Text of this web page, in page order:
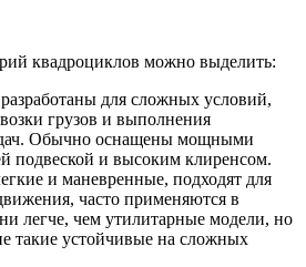
квадроциклов можно выделить:
для сложных условий,
грузов и выполнения
Обычно оснащены мощными
подвеской и высоким клиренсом.
и маневренные, подходят для
часто применяются в
легче, чем утилитарные модели, но
такие устойчивые на сложных